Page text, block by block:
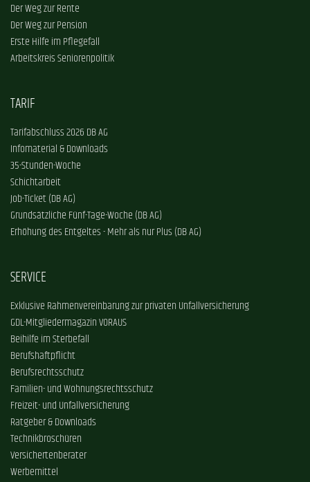
Der Weg zur Rente
Der Weg zur Pension
Erste Hilfe im Pflegefall
Arbeitskreis Seniorenpolitik
TARIF
Tarifabschluss 2026 DB AG
Infomaterial & Downloads
35-Stunden-Woche
Schichtarbeit
Job-Ticket (DB AG)
Grundsätzliche Fünf-Tage-Woche (DB AG)
Erhöhung des Entgeltes - Mehr als nur Plus (DB AG)
SERVICE
Exklusive Rahmenvereinbarung zur privaten Unfallversicherung
GDL-Mitgliedermagazin VORAUS
Beihilfe im Sterbefall
Berufshaftpflicht
Berufsrechtsschutz
Familien- und Wohnungsrechtsschutz
Freizeit- und Unfallversicherung
Ratgeber & Downloads
Technikbroschüren
Versichertenberater
Werbemittel